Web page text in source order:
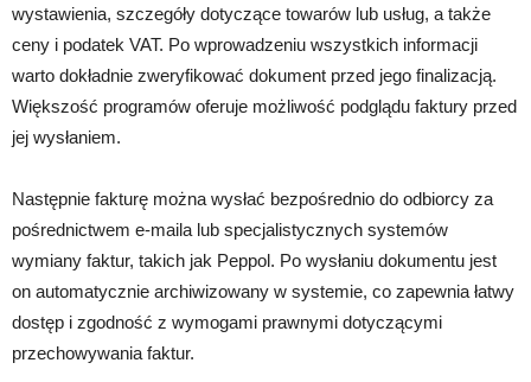
wystawienia, szczegóły dotyczące towarów lub usług, a także
ceny i podatek VAT. Po wprowadzeniu wszystkich informacji
warto dokładnie zweryfikować dokument przed jego finalizacją.
Większość programów oferuje możliwość podglądu faktury przed
jej wysłaniem.
Następnie fakturę można wysłać bezpośrednio do odbiorcy za
pośrednictwem e-maila lub specjalistycznych systemów
wymiany faktur, takich jak Peppol. Po wysłaniu dokumentu jest
on automatycznie archiwizowany w systemie, co zapewnia łatwy
dostęp i zgodność z wymogami prawnymi dotyczącymi
przechowywania faktur.